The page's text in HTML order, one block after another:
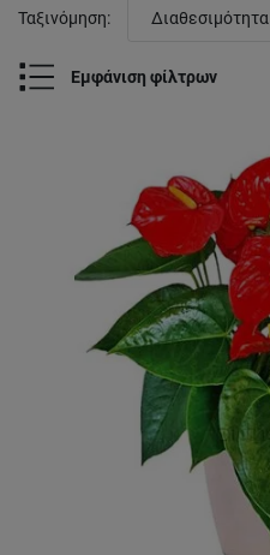
Εμφάνιση φίλτρων
Ταξινόμηση: Διαθεσιμότητα